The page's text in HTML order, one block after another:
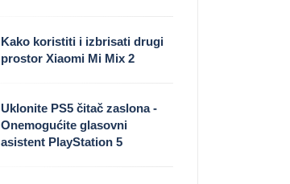
Kako koristiti i izbrisati drugi
prostor Xiaomi Mi Mix 2
Uklonite PS5 čitač zaslona -
Onemogućite glasovni
asistent PlayStation 5